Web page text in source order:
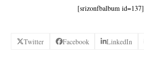
[srizonfbalbum id=137]
Twitter Facebook LinkedIn